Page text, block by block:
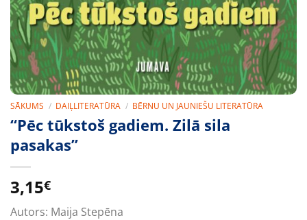
SĀKUMS / DAIĻLITERATŪRA / BĒRNU UN JAUNIEŠU LITERATŪRA
“Pēc tūkstoš gadiem. Zilā sila
pasakas”
3,15€
Autors: Maija Stepēna